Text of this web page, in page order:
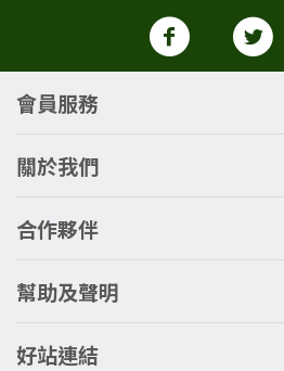
會員服務
關於我們
合作夥伴
幫助及聲明
好站連結